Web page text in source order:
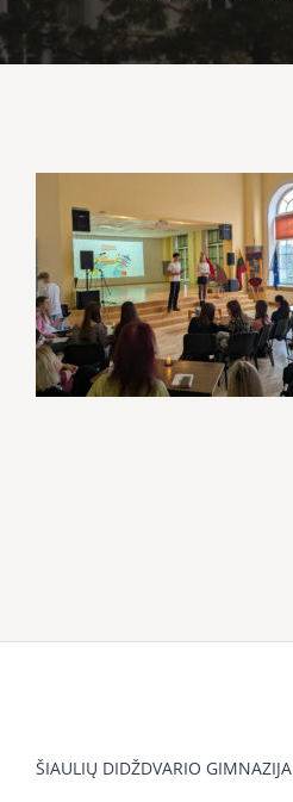
ŠIAULIŲ DIDŽDVARIO GIMNAZIJA